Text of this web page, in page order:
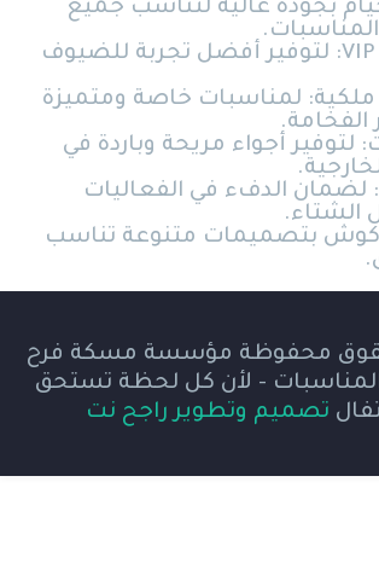
بجودة عالية لتناسب جميع
تأجير كراسي VIP: لتوفير أفضل تجربة للضيوف
ملكية: لمناسبات خاصة ومتميزة
الفخامة.
لتوفير أجواء مريحة وباردة في
لضمان الدفء في الفعاليات
الشتاء.
كوش بتصميمات متنوعة تناسب
محفوظة مؤسسة مسكة فرح
- لأن كل لحظة تستحق
تصميم وتطوير راجح نت